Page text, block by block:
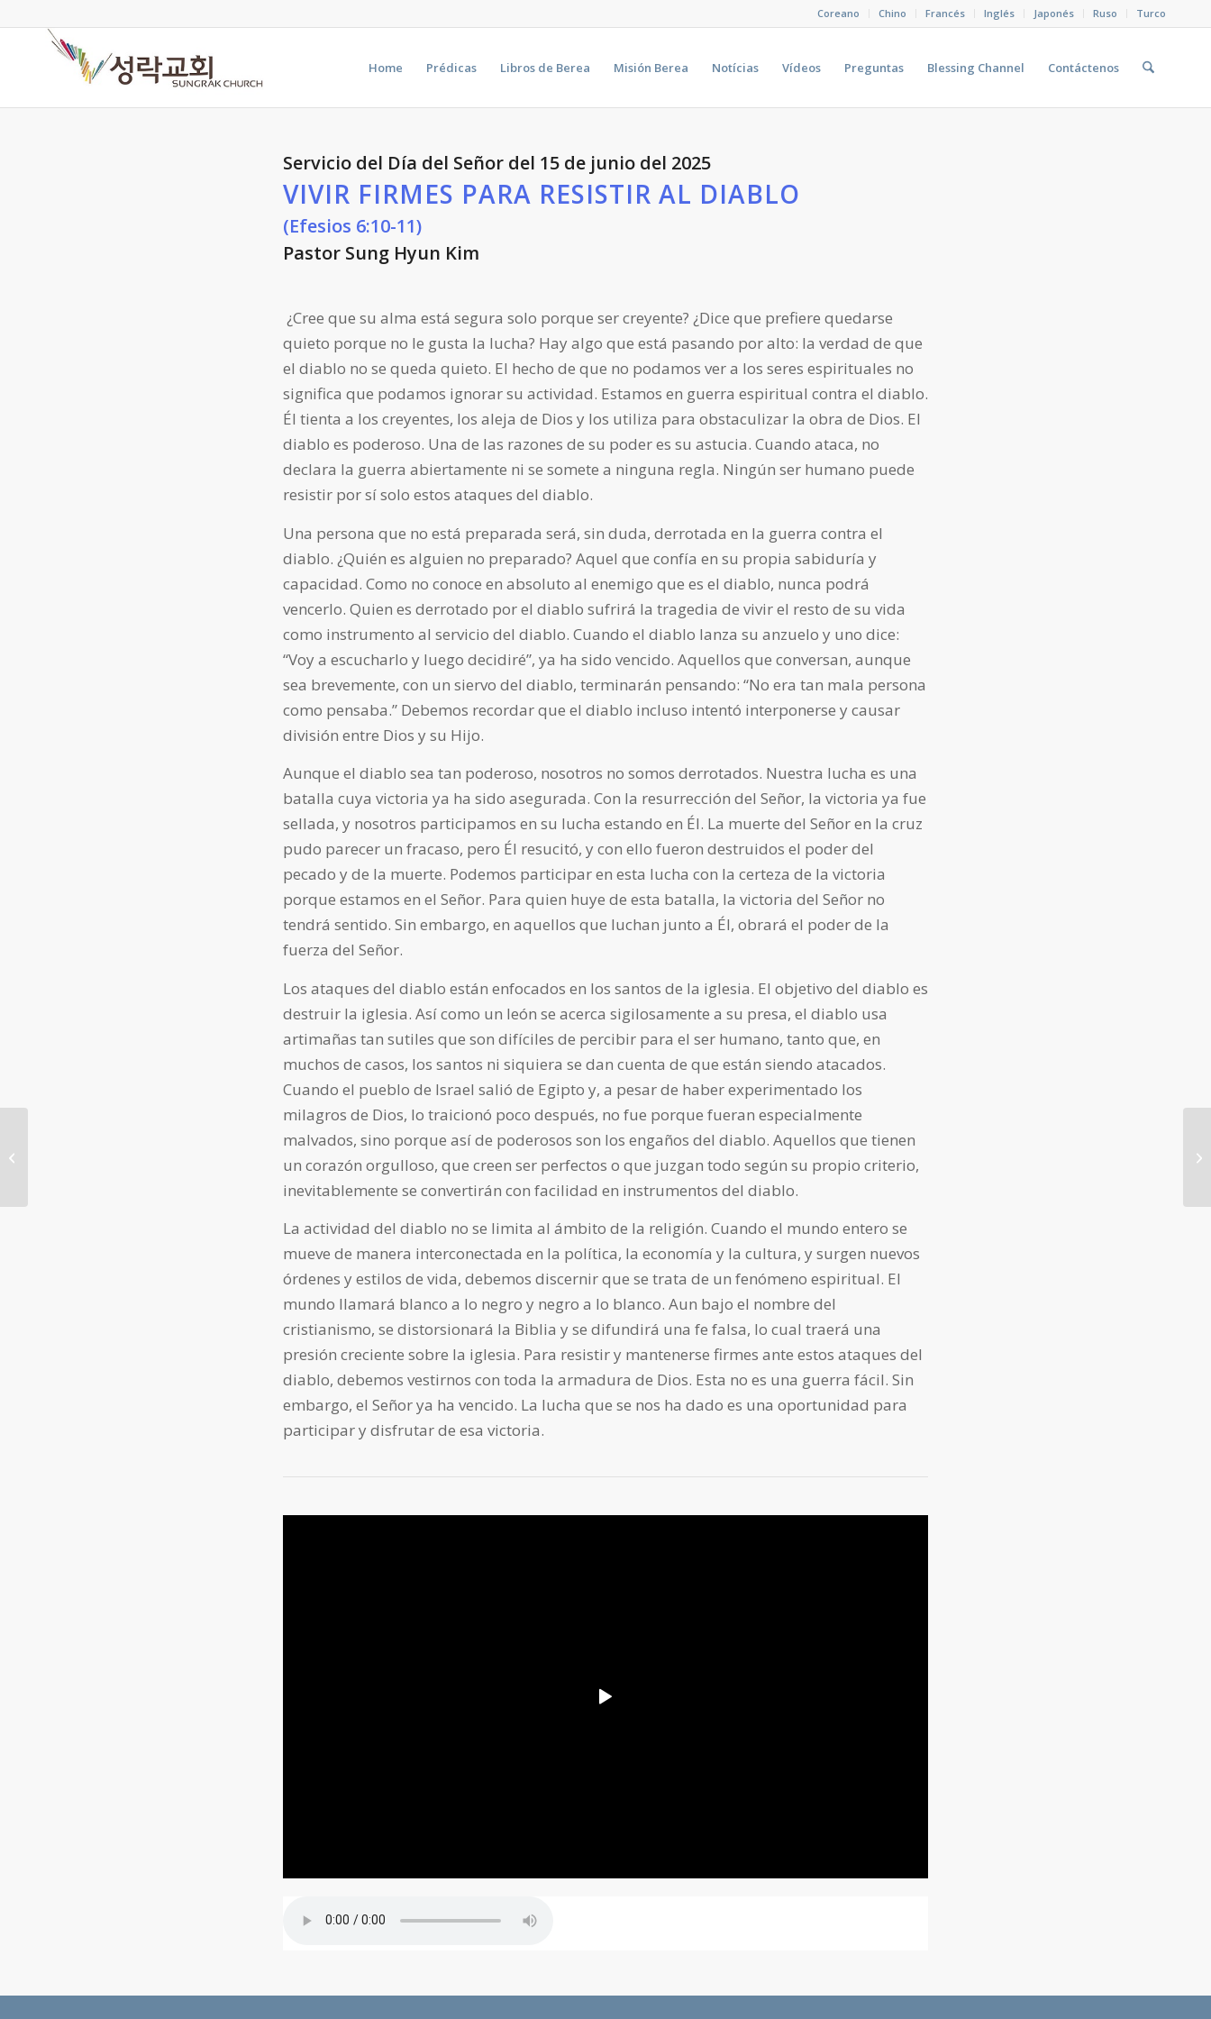
Coreano Chino Francés Inglés Japonés Ruso Turco
Home Prédicas Libros de Berea Misión Berea Notícias Vídeos Preguntas Blessing Channel Contáctenos
Servicio del Día del Señor del 15 de junio del 2025
VIVIR FIRMES PARA RESISTIR AL DIABLO
(Efesios 6:10-11)
Pastor Sung Hyun Kim
¿Cree que su alma está segura solo porque ser creyente? ¿Dice que prefiere quedarse
quieto porque no le gusta la lucha? Hay algo que está pasando por alto: la verdad de que
el diablo no se queda quieto. El hecho de que no podamos ver a los seres espirituales no
significa que podamos ignorar su actividad. Estamos en guerra espiritual contra el diablo.
Él tienta a los creyentes, los aleja de Dios y los utiliza para obstaculizar la obra de Dios. El
diablo es poderoso. Una de las razones de su poder es su astucia. Cuando ataca, no
declara la guerra abiertamente ni se somete a ninguna regla. Ningún ser humano puede
resistir por sí solo estos ataques del diablo.
Una persona que no está preparada será, sin duda, derrotada en la guerra contra el
diablo. ¿Quién es alguien no preparado? Aquel que confía en su propia sabiduría y
capacidad. Como no conoce en absoluto al enemigo que es el diablo, nunca podrá
vencerlo. Quien es derrotado por el diablo sufrirá la tragedia de vivir el resto de su vida
como instrumento al servicio del diablo. Cuando el diablo lanza su anzuelo y uno dice:
“Voy a escucharlo y luego decidiré”, ya ha sido vencido. Aquellos que conversan, aunque
sea brevemente, con un siervo del diablo, terminarán pensando: “No era tan mala persona
como pensaba.” Debemos recordar que el diablo incluso intentó interponerse y causar
división entre Dios y su Hijo.
Aunque el diablo sea tan poderoso, nosotros no somos derrotados. Nuestra lucha es una
batalla cuya victoria ya ha sido asegurada. Con la resurrección del Señor, la victoria ya fue
sellada, y nosotros participamos en su lucha estando en Él. La muerte del Señor en la cruz
pudo parecer un fracaso, pero Él resucitó, y con ello fueron destruidos el poder del
pecado y de la muerte. Podemos participar en esta lucha con la certeza de la victoria
porque estamos en el Señor. Para quien huye de esta batalla, la victoria del Señor no
tendrá sentido. Sin embargo, en aquellos que luchan junto a Él, obrará el poder de la
fuerza del Señor.
Los ataques del diablo están enfocados en los santos de la iglesia. El objetivo del diablo es
destruir la iglesia. Así como un león se acerca sigilosamente a su presa, el diablo usa
artimañas tan sutiles que son difíciles de percibir para el ser humano, tanto que, en
muchos de casos, los santos ni siquiera se dan cuenta de que están siendo atacados.
Cuando el pueblo de Israel salió de Egipto y, a pesar de haber experimentado los
milagros de Dios, lo traicionó poco después, no fue porque fueran especialmente
malvados, sino porque así de poderosos son los engaños del diablo. Aquellos que tienen
un corazón orgulloso, que creen ser perfectos o que juzgan todo según su propio criterio,
inevitablemente se convertirán con facilidad en instrumentos del diablo.
La actividad del diablo no se limita al ámbito de la religión. Cuando el mundo entero se
mueve de manera interconectada en la política, la economía y la cultura, y surgen nuevos
órdenes y estilos de vida, debemos discernir que se trata de un fenómeno espiritual. El
mundo llamará blanco a lo negro y negro a lo blanco. Aun bajo el nombre del
cristianismo, se distorsionará la Biblia y se difundirá una fe falsa, lo cual traerá una
presión creciente sobre la iglesia. Para resistir y mantenerse firmes ante estos ataques del
diablo, debemos vestirnos con toda la armadura de Dios. Esta no es una guerra fácil. Sin
embargo, el Señor ya ha vencido. La lucha que se nos ha dado es una oportunidad para
participar y disfrutar de esa victoria.